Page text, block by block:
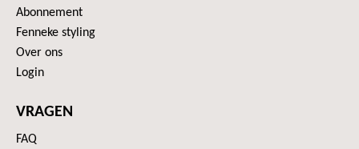
Abonnement
Fenneke styling
Over ons
Login
VRAGEN
FAQ